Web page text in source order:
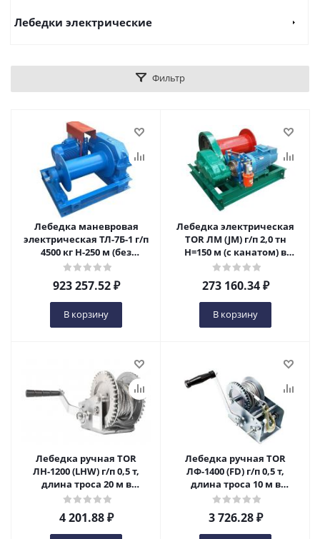
Лебедки электрические
Фильтр
Лебедка маневровая
электрическая ТЛ-7Б-1 г/п
4500 кг Н-250 м (без
каната) в Ижевске
923 257.52₽
В корзину
Лебедка электрическая
TOR ЛМ (JM) г/п 2,0 тн
Н=150 м (с канатом) в
Ижевске
273 160.34₽
В корзину
Лебедка ручная TOR
ЛН-1200 (LHW) г/п 0,5 т,
длина троса 20 м в
Ижевске
4 201.88₽
Лебедка ручная TOR
ЛФ-1400 (FD) г/п 0,5 т,
длина троса 10 м в
Ижевске
3 726.28₽